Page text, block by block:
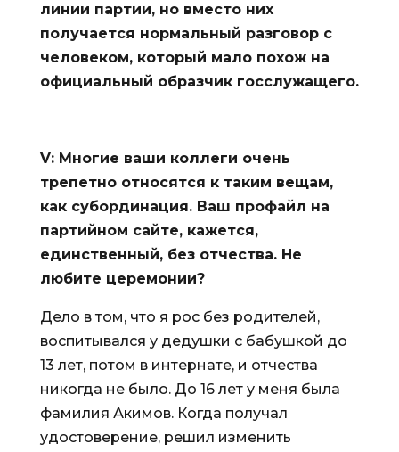
линии партии, но вместо них
получается нормальный разговор с
человеком, который мало похож на
официальный образчик госслужащего.
V: Многие ваши коллеги очень
трепетно относятся к таким вещам,
как субординация. Ваш профайл на
партийном сайте, кажется,
единственный, без отчества. Не
любите церемонии?
Дело в том, что я рос без родителей,
воспитывался у дедушки с бабушкой до
13 лет, потом в интернате, и отчества
никогда не было. До 16 лет у меня была
фамилия Акимов. Когда получал
удостоверение, решил изменить